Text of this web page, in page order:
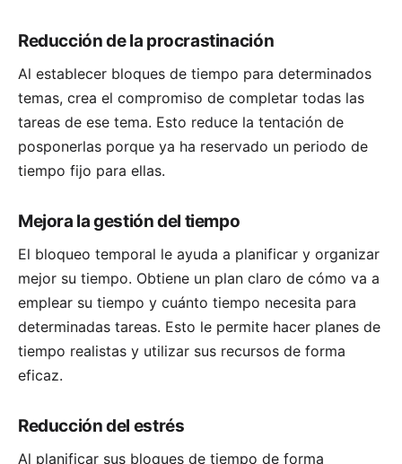
Reducción de la procrastinación
Al establecer bloques de tiempo para determinados
temas, crea el compromiso de completar todas las
tareas de ese tema. Esto reduce la tentación de
posponerlas porque ya ha reservado un periodo de
tiempo fijo para ellas.
Mejora la gestión del tiempo
El bloqueo temporal le ayuda a planificar y organizar
mejor su tiempo. Obtiene un plan claro de cómo va a
emplear su tiempo y cuánto tiempo necesita para
determinadas tareas. Esto le permite hacer planes de
tiempo realistas y utilizar sus recursos de forma
eficaz.
Reducción del estrés
Al planificar sus bloques de tiempo de forma